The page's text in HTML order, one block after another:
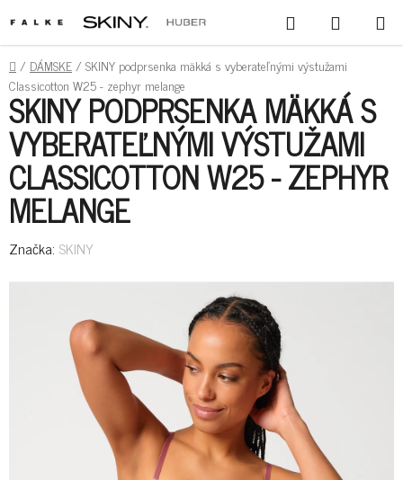
NA
OBSAH
HĽADAŤ
KOŠÍK
DOMOV
/ DÁMSKE/ SKINY podprsenka mäkká s vyberateľnými výstužami
Classicotton W25 - zephyr melange
SKINY PODPRSENKA MÄKKÁ S
VYBERATEĽNÝMI VÝSTUŽAMI
CLASSICOTTON W25 - ZEPHYR
MELANGE
Značka: SKINY